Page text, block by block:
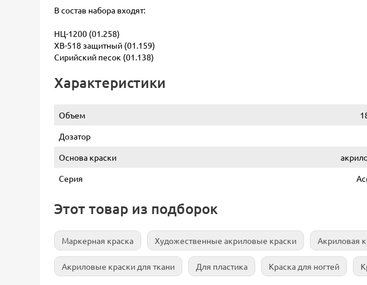
В состав набора входят:
НЦ-1200 (01.258)
ХВ-518 защитный (01.159)
Сирийский песок (01.138)
Характеристики
Объем
Дозатор
Основа краски
Серия
Этот товар из подборок
Маркерная краска Художественные акриловые краски Акриловая
Акриловые краски для ткани Для пластика Краска для ногтей